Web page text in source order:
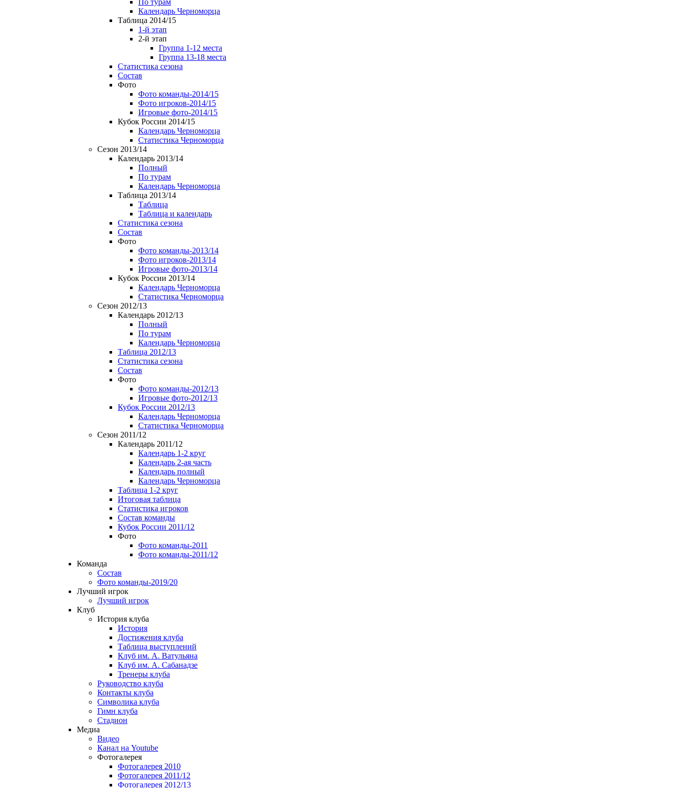
По турам
Календарь Черноморца
Таблица 2014/15
1-й этап
2-й этап
Группа 1-12 места
Группа 13-18 места
Статистика сезона
Состав
Фото
Фото команды-2014/15
Фото игроков-2014/15
Игровые фото-2014/15
Кубок России 2014/15
Календарь Черноморца
Статистика Черноморца
Сезон 2013/14
Календарь 2013/14
Полный
По турам
Календарь Черноморца
Таблица 2013/14
Таблица
Таблица и календарь
Статистика сезона
Состав
Фото
Фото команды-2013/14
Фото игроков-2013/14
Игровые фото-2013/14
Кубок России 2013/14
Календарь Черноморца
Статистика Черноморца
Сезон 2012/13
Календарь 2012/13
Полный
По турам
Календарь Черноморца
Таблица 2012/13
Статистика сезона
Состав
Фото
Фото команды-2012/13
Игровые фото-2012/13
Кубок России 2012/13
Календарь Черноморца
Статистика Черноморца
Сезон 2011/12
Календарь 2011/12
Календарь 1-2 круг
Календарь 2-ая часть
Календарь полный
Календарь Черноморца
Таблица 1-2 круг
Итоговая таблица
Статистика игроков
Состав команды
Кубок России 2011/12
Фото
Фото команды-2011
Фото команды-2011/12
Команда
Состав
Фото команды-2019/20
Лучший игрок
Лучший игрок
Клуб
История клуба
История
Достижения клуба
Таблица выступлений
Клуб им. А. Ватульяна
Клуб им. А. Сабанадзе
Тренеры клуба
Руководство клуба
Контакты клуба
Символика клуба
Гимн клуба
Стадион
Медиа
Видео
Канал на Youtube
Фотогалерея
Фотогалерея 2010
Фотогалерея 2011/12
Фотогалерея 2012/13